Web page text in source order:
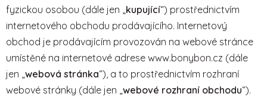
fyzickou osobou (dále jen „ kupující“) prostřednictvím
internetového obchodu prodávajícího. Internetový
obchod je prodávajícím provozován na webové stránce
umístěné na internetové adrese www.bonybon.cz (dále
jen „ webová stránka“), a to prostřednictvím rozhraní
webové stránky (dále jen „ webové rozhraní obchodu“).